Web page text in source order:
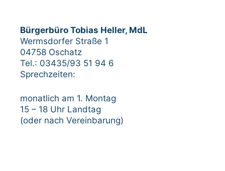
Bürgerbüro Tobias Heller, MdL
Wermsdorfer Straße 1
04758 Oschatz
Tel.: 03435/93 51 94 6
Sprechzeiten:
monatlich am 1. Montag
15 – 18 Uhr Landtag
(oder nach Vereinbarung)